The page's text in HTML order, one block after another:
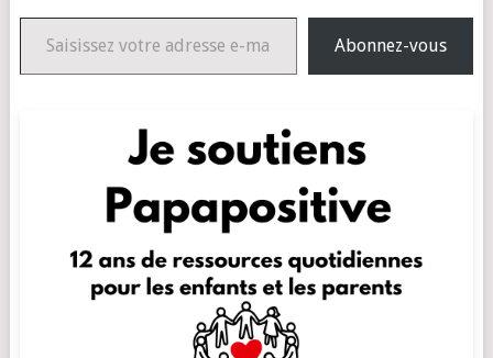
Saisissez votre adresse e-mail…
Abonnez-vous